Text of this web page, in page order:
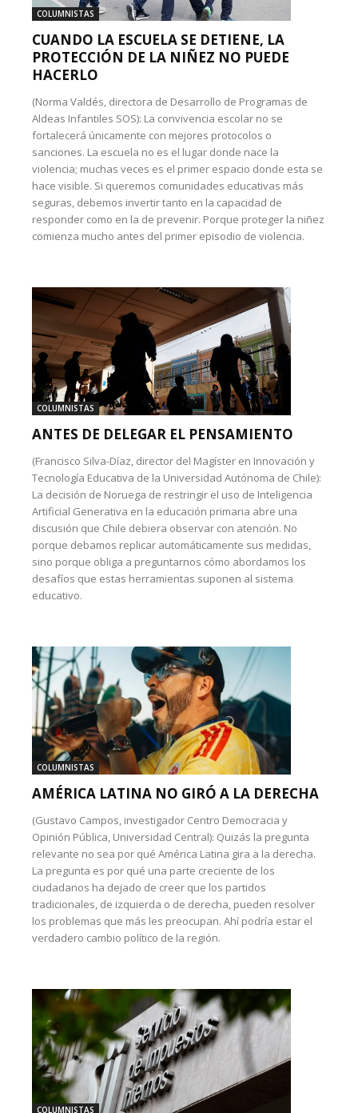
COLUMNISTAS
CUANDO LA ESCUELA SE DETIENE, LA
PROTECCIÓN DE LA NIÑEZ NO PUEDE
HACERLO
(Norma Valdés, directora de Desarrollo de Programas de
Aldeas Infantiles SOS): La convivencia escolar no se
fortalecerá únicamente con mejores protocolos o
sanciones. La escuela no es el lugar donde nace la
violencia; muchas veces es el primer espacio donde esta se
hace visible. Si queremos comunidades educativas más
seguras, debemos invertir tanto en la capacidad de
responder como en la de prevenir. Porque proteger la niñez
comienza mucho antes del primer episodio de violencia.
COLUMNISTAS
ANTES DE DELEGAR EL PENSAMIENTO
(Francisco Silva-Díaz, director del Magíster en Innovación y
Tecnología Educativa de la Universidad Autónoma de Chile):
La decisión de Noruega de restringir el uso de Inteligencia
Artificial Generativa en la educación primaria abre una
discusión que Chile debiera observar con atención. No
porque debamos replicar automáticamente sus medidas,
sino porque obliga a preguntarnos cómo abordamos los
desafíos que estas herramientas suponen al sistema
educativo.
COLUMNISTAS
AMÉRICA LATINA NO GIRÓ A LA DERECHA
(Gustavo Campos, investigador Centro Democracia y
Opinión Pública, Universidad Central): Quizás la pregunta
relevante no sea por qué América Latina gira a la derecha.
La pregunta es por qué una parte creciente de los
ciudadanos ha dejado de creer que los partidos
tradicionales, de izquierda o de derecha, pueden resolver
los problemas que más les preocupan. Ahí podría estar el
verdadero cambio político de la región.
COLUMNISTAS